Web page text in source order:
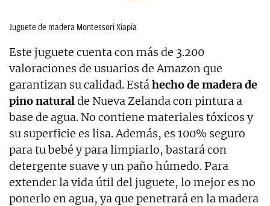
Juguete de madera Montessori Xiapia
Este juguete cuenta con más de 3.200
valoraciones de usuarios de Amazon que
garantizan su calidad. Está hecho de madera de
pino natural de Nueva Zelanda con pintura a
base de agua. No contiene materiales tóxicos y
su superficie es lisa. Además, es 100% seguro
para tu bebé y para limpiarlo, bastará con
detergente suave y un paño húmedo. Para
extender la vida útil del juguete, lo mejor es no
ponerlo en agua, ya que penetrará en la madera